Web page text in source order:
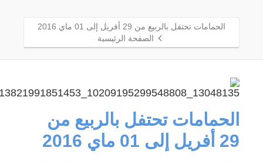
الحمامات تحتفل بالربيع من 29 أفريل إلى 01 ماي 2016
الصفحة الرئيسية
الحمامات تحتفل بالربيع من
29 أفريل إلى 01 ماي 2016